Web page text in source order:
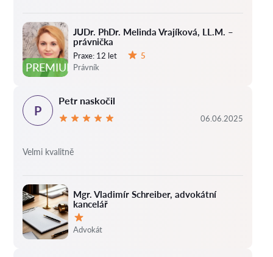
PREMIUM
JUDr. PhDr. Melinda Vrajíková, LL.M. –
právnička
Praxe: 12 let
5
Právník
Mgr. Vladimír Schreiber, advokátní
kancelář
Hodnocení:
Advokát
P
Petr naskočil
06.06.2025
Velmi kvalitně